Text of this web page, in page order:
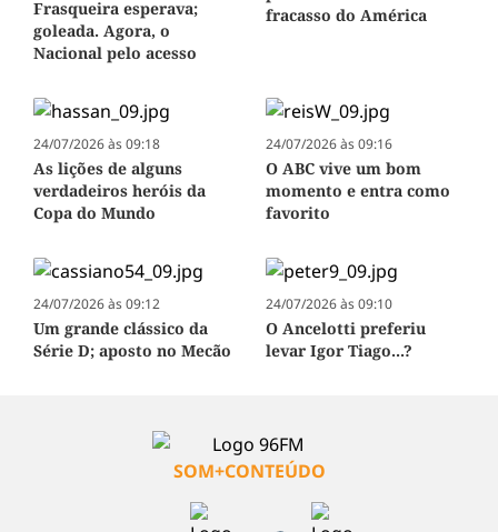
Frasqueira esperava;
goleada. Agora, o
Nacional pelo acesso
fracasso do América
24/07/2026 às 09:18
As lições de alguns
verdadeiros heróis da
Copa do Mundo
24/07/2026 às 09:16
O ABC vive um bom
momento e entra como
favorito
24/07/2026 às 09:12
Um grande clássico da
Série D; aposto no Mecão
24/07/2026 às 09:10
O Ancelotti preferiu
levar Igor Tiago...?
SOM+CONTEÚDO